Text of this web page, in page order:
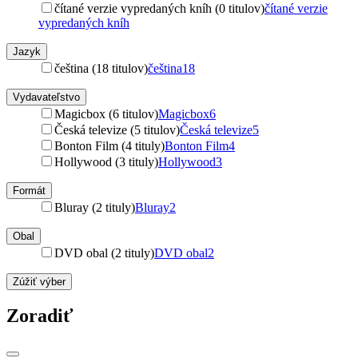
čítané verzie vypredaných kníh (0 titulov)čítané verzie
vypredaných kníh
Jazyk
čeština (18 titulov)čeština18
Vydavateľstvo
Magicbox (6 titulov)Magicbox6
Česká televize (5 titulov)Česká televize5
Bonton Film (4 tituly)Bonton Film4
Hollywood (3 tituly)Hollywood3
Formát
Bluray (2 tituly)Bluray2
Obal
DVD obal (2 tituly)DVD obal2
Zúžiť výber
Zoradiť